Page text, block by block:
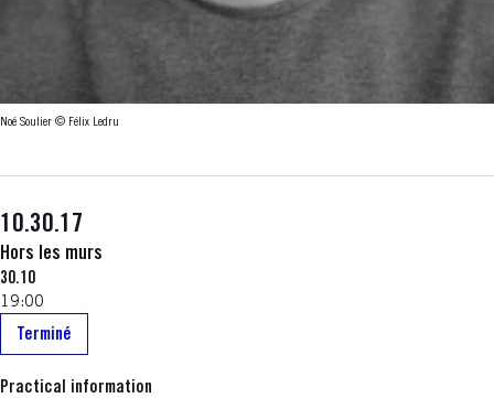
Noé Soulier © Félix Ledru
10.30.17
Hors les murs
30.10
19:00
Terminé
Practical information